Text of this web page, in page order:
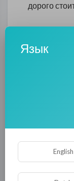
дорого
Ну, а как
никому до
словам:
Кто за вас
Дядя
и есть
Язык
English